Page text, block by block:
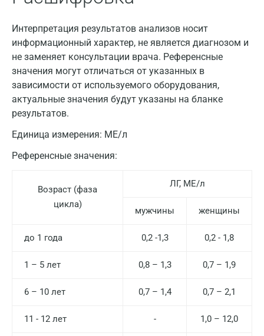
Интерпретация результатов анализов носит
информационный характер, не является диагнозом и
не заменяет консультации врача. Референсные
значения могут отличаться от указанных в
зависимости от используемого оборудования,
актуальные значения будут указаны на бланке
результатов.
Единица измерения: МЕ/л
Референсные значения:
Возраст (фаза
цикла)
ЛГ, МЕ/л
мужчины женщины
до 1 года 0,2 -1,3 0,2 - 1,8
1 – 5 лет 0,8 – 1,3 0,7 – 1,9
6 – 10 лет 0,7 – 1,4 0,7 – 2,1
11 - 12 лет - 1,0 – 12,0